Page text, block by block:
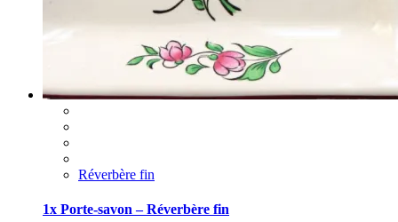
Réverbère fin
1x Porte-savon – Réverbère fin